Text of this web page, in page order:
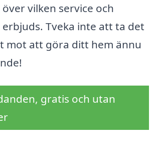
vilken service och
Tveka inte att ta det
mot att göra ditt hem ännu
gratis och utan